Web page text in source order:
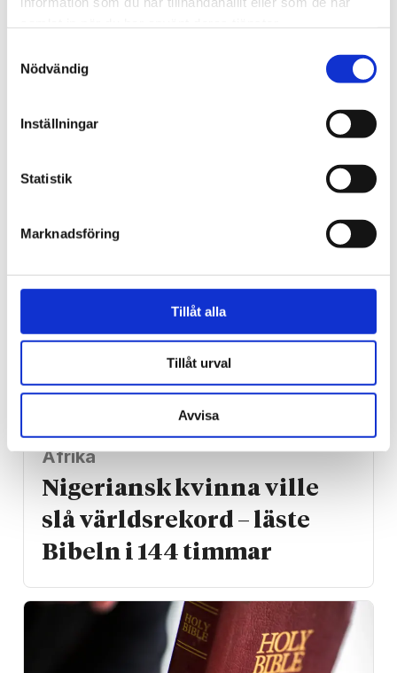
Nödvändig
Inställningar
Statistik
Marknadsföring
Tillåt alla
Tillåt urval
Avvisa
Kritiserade Israel – har
blivit utsedd till Sveriges
Afrika
Nigeriansk kvinna ville
slå världs­rekord – läste
Bibeln i 144 timmar